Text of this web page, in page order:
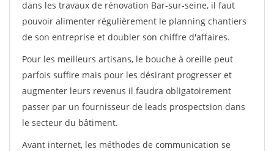
dans les travaux de rénovation Bar-sur-seine, il faut
pouvoir alimenter régulièrement le planning chantiers
de son entreprise et doubler son chiffre d'affaires.
Pour les meilleurs artisans, le bouche à oreille peut
parfois suffire mais pour les désirant progresser et
augmenter leurs revenus il faudra obligatoirement
passer par un fournisseur de leads prospectsion dans
le secteur du bâtiment.
Avant internet, les méthodes de communication se